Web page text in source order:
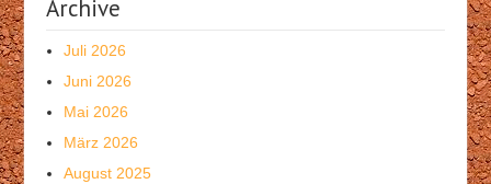
Archive
Juli 2026
Juni 2026
Mai 2026
März 2026
August 2025